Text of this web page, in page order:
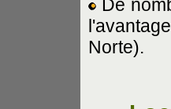
De
Norte).